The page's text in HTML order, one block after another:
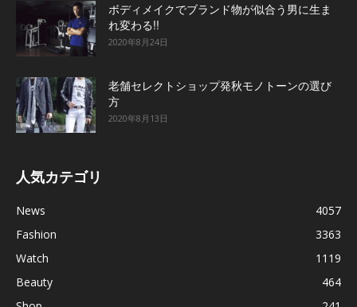
ボディメイクでブランド物が似合う男に生ま
れ変わる!!
2020年8月24日
老舗セレクトショップ発秋モノトーンの選び
方
2020年8月13日
人気カテゴリ
News
4057
Fashion
3363
Watch
1119
Beauty
464